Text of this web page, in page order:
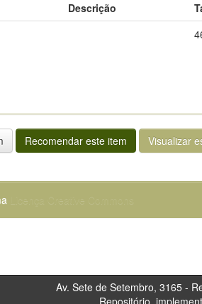
Descrição
Recomendar este item Visualizar
Licença Creative Commons
Sete de Setembro, 3165 -
Repositório,